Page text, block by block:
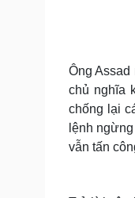
Ông
chủ nghĩa
chống lại
lệnh
vẫn tấn